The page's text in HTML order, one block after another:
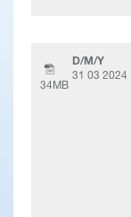
34MB
D/M/Y
31 03 2024